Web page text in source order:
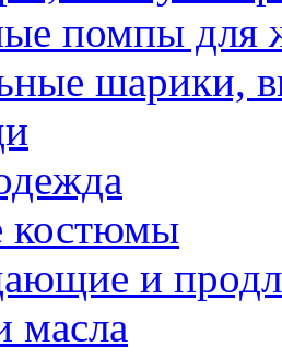
помпы для
шарики,
костюмы
и
масла